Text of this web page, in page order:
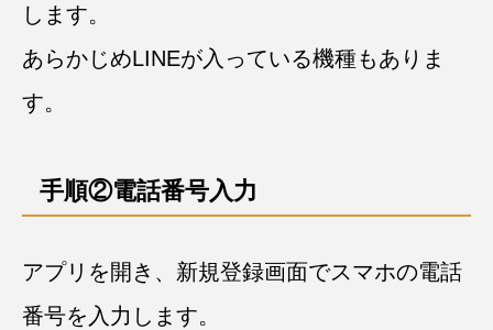
します。
あらかじめLINEが入っている機種もありま
す。
手順②電話番号入力
アプリを開き、新規登録画面でスマホの電話
番号を入力します。